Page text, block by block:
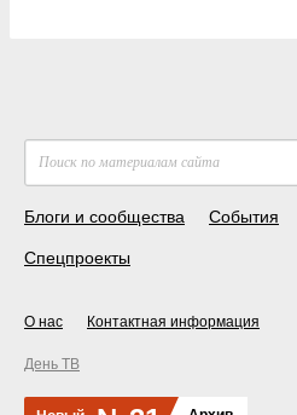
Блоги и сообщества События
Спецпроекты
О нас Контактная информация
День ТВ